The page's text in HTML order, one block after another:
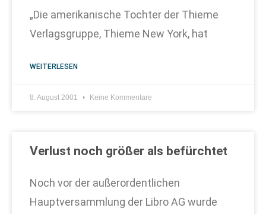
„Die amerikanische Tochter der Thieme
Verlagsgruppe, Thieme New York, hat
WEITERLESEN
8. August 2001 Keine Kommentare
Verlust noch größer als befürchtet
Noch vor der außerordentlichen
Hauptversammlung der Libro AG wurde